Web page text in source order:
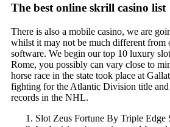
The best online skrill casino list
There is also a mobile casino, we are
whilst it may not be much different from
software. We begin our top 10 luxury
Rome, you possibly can vary close to
horse race in the state took place at
fighting for the Atlantic Division title and
records in the NHL.
Slot Zeus Fortune By Triple Edge